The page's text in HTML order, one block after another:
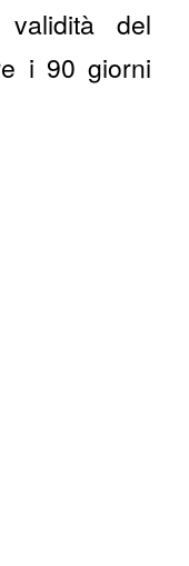
validità del
i 90 giorni